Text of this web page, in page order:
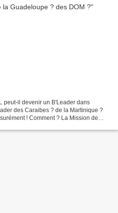
peut-il devenir un B'Leader dans
des Caraibes ? de la Martinique ?
! Comment ? La Mission de